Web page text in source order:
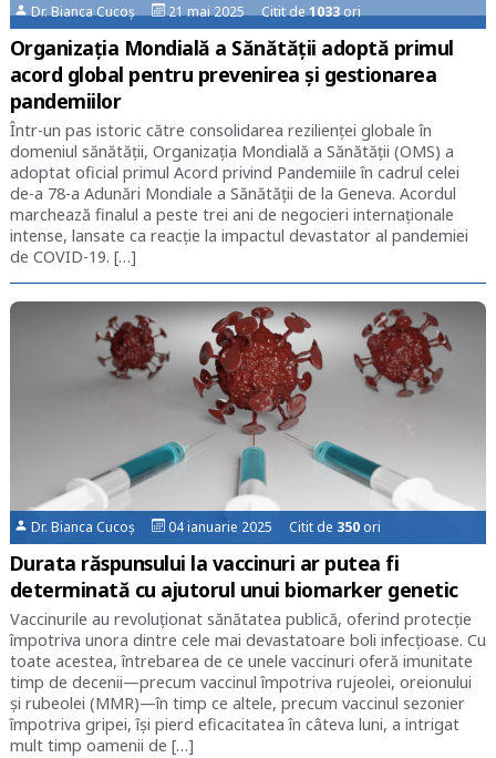
Dr. Bianca Cucoș 21 mai 2025 Citit de1033ori
Organizația Mondială a Sănătății adoptă primul
acord global pentru prevenirea și gestionarea
pandemiilor
Într-un pas istoric către consolidarea rezilienței globale în
domeniul sănătății, Organizația Mondială a Sănătății (OMS) a
adoptat oficial primul Acord privind Pandemiile în cadrul celei
de-a 78-a Adunări Mondiale a Sănătății de la Geneva. Acordul
marchează finalul a peste trei ani de negocieri internaționale
intense, lansate ca reacție la impactul devastator al pandemiei
de COVID-19. […]
Dr. Bianca Cucoș 04 ianuarie 2025 Citit de 350 ori
Durata răspunsului la vaccinuri ar putea fi
determinată cu ajutorul unui biomarker genetic
Vaccinurile au revoluționat sănătatea publică, oferind protecție
împotriva unora dintre cele mai devastatoare boli infecțioase. Cu
toate acestea, întrebarea de ce unele vaccinuri oferă imunitate
timp de decenii—precum vaccinul împotriva rujeolei, oreionului
și rubeolei (MMR)—în timp ce altele, precum vaccinul sezonier
împotriva gripei, își pierd eficacitatea în câteva luni, a intrigat
mult timp oamenii de […]